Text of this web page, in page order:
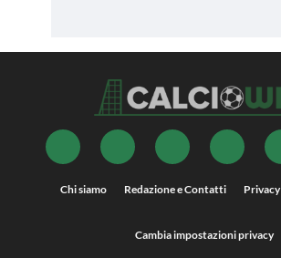
Chi siamo Redazione e Contatti Privacy
Cambia impostazioni privacy